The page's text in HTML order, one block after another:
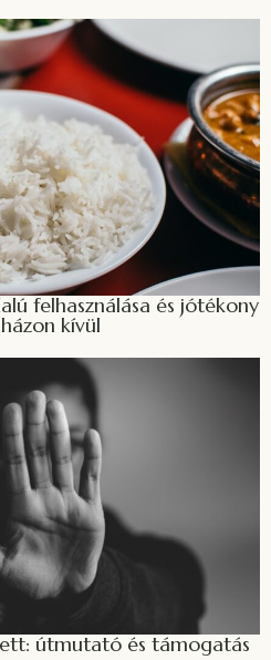
felhasználása és jótékony
kívül
útmutató és támogatás